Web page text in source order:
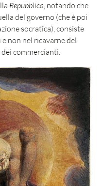
Repubblica, notando che
del governo (che è poi
socratica), consiste
non nel ricavarne del
commercianti.